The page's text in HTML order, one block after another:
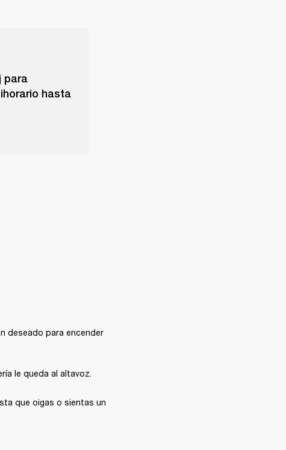
para
hasta
deseado para encender
le queda al altavoz.
que oigas o sientas un